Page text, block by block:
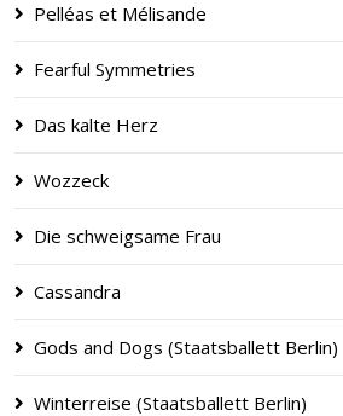
Pelléas et Mélisande
Fearful Symmetries
Das kalte Herz
Wozzeck
Die schweigsame Frau
Cassandra
Gods and Dogs (Staatsballett Berlin)
Winterreise (Staatsballett Berlin)